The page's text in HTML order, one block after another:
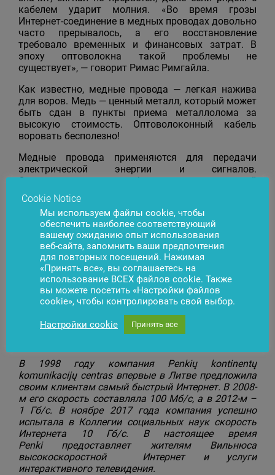
кабелем ударит молния. «Во время грозы
Интернет-соединение в медных проводах довольно
часто прерывалось, а его восстановление
требовало временных и финансовых затрат. В
эпоху оптоволокна такой проблемы не
существует», — говорит Римас Римгайла.
Как известно, медные провода — легкая нажива
для воров. Медь — ценный металл, который может
быть сдан в пункты приема металлолома за
высокую стоимость. Оптоволоконный кабель
воровать бесполезно!
Медные провода применяются для передачи
электрической энергии и сигналов.
Оптоволоконные же кабели передают световой
поток и обеспечивают большую пропускную
способность: до 10 Гб/с и выше. Данные
показатели выше, чем у медных кабелей.
Оптоволокно передает информацию с большей
скоростью и на более дальние расстояния.
«Проще говоря, благодаря оптоволокну мы
получаем высокоскоростной и стабильный
Интернет, к которому может быть подключено
несколько устройств одновременно. В наши дни —
это особенно актуально, ведь во многих семьях
уже не один планшет, компьютер или смартфон», —
так о преимуществах оптоволоконного Интернета
В 1998 году компания Penkių kontinentų
komunikacijų centras впервые в Литве предложила
своим клиентам самый быстрый Интернет. В 2008-
м его скорость составляла 100 Мб/с, а в 2012-м –
1 Гб/с. В ноябре 2017 года компания успешно
испытала в Коллегии социальных наук скорость
Интернета 10 Гб/с. В настоящее время
Penkiпредоставляет жителям Вильнюса
высокоскоростной Интернет и услуги
интерактивного телевидения.
Cookie Notice
Мы используем файлы cookie, чтобы
обеспечить наиболее соответствующий
вашему ожиданию опыт использования
веб-сайта, запомнить ваши предпочтения
для повторных посещений. Нажимая
«Принять все», вы соглашаетесь на
использование ВСЕХ файлов cookie. Также
вы можете посетить «Настройки файлов
cookie», чтобы контролировать свой выбор.
Настройки cookie Принять все